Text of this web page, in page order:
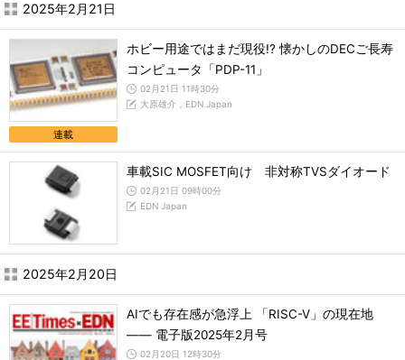
2025年2月21日
連載
ホビー用途ではまだ現役!? 懐かしのDECご長寿
コンピュータ「PDP-11」
02月21日 11時30分
大原雄介，EDN Japan
車載SIC MOSFET向け 非対称TVSダイオード
02月21日 09時00分
EDN Japan
2025年2月20日
AIでも存在感が急浮上 「RISC-V」の現在地
―― 電子版2025年2月号
02月20日 12時30分